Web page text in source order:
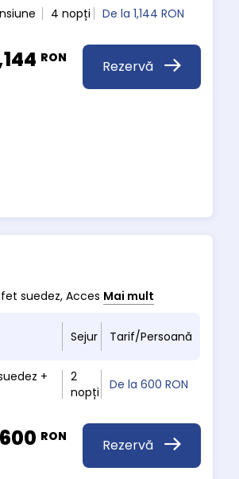
4 nopți De la1,144 RON
Rezervă
RON
suedez, Acces Mai mult
Sejur Tarif/Persoană
+
2
nopți
De la600 RON
Rezervă
600 RON